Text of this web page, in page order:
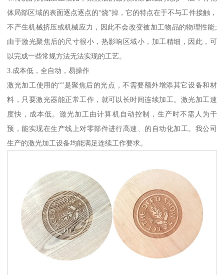
体局部区域的表面逐点逐点的“烧”掉，它的特点在于不与工件接触，
不产生机械挤压或机械应力，因此不会改变被加工物品的物理性能;
由于激光聚焦后的尺寸很小，热影响区域小，加工精细，因此，可
以完成一些常规方法无法实现的工艺。
3.成本低，全自动，易操作
激光加工使用的“”是聚焦后的光点，不需要额外增添其它设备和材
料，只要激光器能正常工作，就可以长时间连续加工。激光加工速
度快，成本低。激光加工由计算机自动控制，生产时不需人为干
预，能实现在生产线上对零部件进行高速、的自动化加工。我公司
生产的激光加工设备均能满足连续工作要求。